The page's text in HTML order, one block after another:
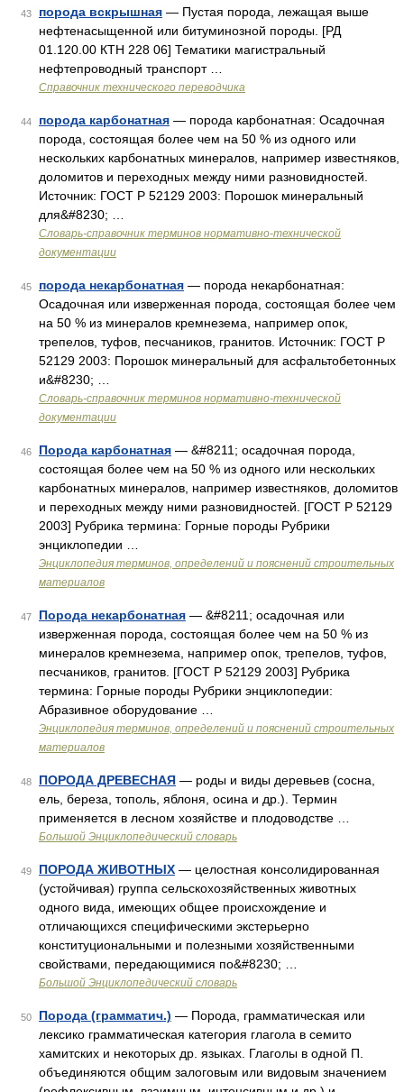
43 порода вскрышная — Пустая порода, лежащая выше
нефтенасыщенной или битуминозной породы. [РД
01.120.00 КТН 228 06] Тематики магистральный
нефтепроводный транспорт …
Справочник технического переводчика
44 порода карбонатная — порода карбонатная: Осадочная
порода, состоящая более чем на 50 % из одного или
нескольких карбонатных минералов, например известняков,
доломитов и переходных между ними разновидностей.
Источник: ГОСТ Р 52129 2003: Порошок минеральный
для&#8230; …
Словарь-справочник терминов нормативно-технической
документации
45 порода некарбонатная — порода некарбонатная:
Осадочная или изверженная порода, состоящая более чем
на 50 % из минералов кремнезема, например опок,
трепелов, туфов, песчаников, гранитов. Источник: ГОСТ Р
52129 2003: Порошок минеральный для асфальтобетонных
и&#8230; …
Словарь-справочник терминов нормативно-технической
документации
46 Порода карбонатная — &#8211; осадочная порода,
состоящая более чем на 50 % из одного или нескольких
карбонатных минералов, например известняков, доломитов
и переходных между ними разновидностей. [ГОСТ Р 52129
2003] Рубрика термина: Горные породы Рубрики
энциклопедии …
Энциклопедия терминов, определений и пояснений строительных
материалов
47 Порода некарбонатная — &#8211; осадочная или
изверженная порода, состоящая более чем на 50 % из
минералов кремнезема, например опок, трепелов, туфов,
песчаников, гранитов. [ГОСТ Р 52129 2003] Рубрика
термина: Горные породы Рубрики энциклопедии:
Абразивное оборудование …
Энциклопедия терминов, определений и пояснений строительных
материалов
48 ПОРОДА ДРЕВЕСНАЯ — роды и виды деревьев (сосна,
ель, береза, тополь, яблоня, осина и др.). Термин
применяется в лесном хозяйстве и плодоводстве …
Большой Энциклопедический словарь
49 ПОРОДА ЖИВОТНЫХ — целостная консолидированная
(устойчивая) группа сельскохозяйственных животных
одного вида, имеющих общее происхождение и
отличающихся специфическими экстерьерно
конституциональными и полезными хозяйственными
свойствами, передающимися по&#8230; …
Большой Энциклопедический словарь
50 Порода (грамматич.) — Порода, грамматическая или
лексико грамматическая категория глагола в семито
хамитских и некоторых др. языках. Глаголы в одной П.
объединяются общим залоговым или видовым значением